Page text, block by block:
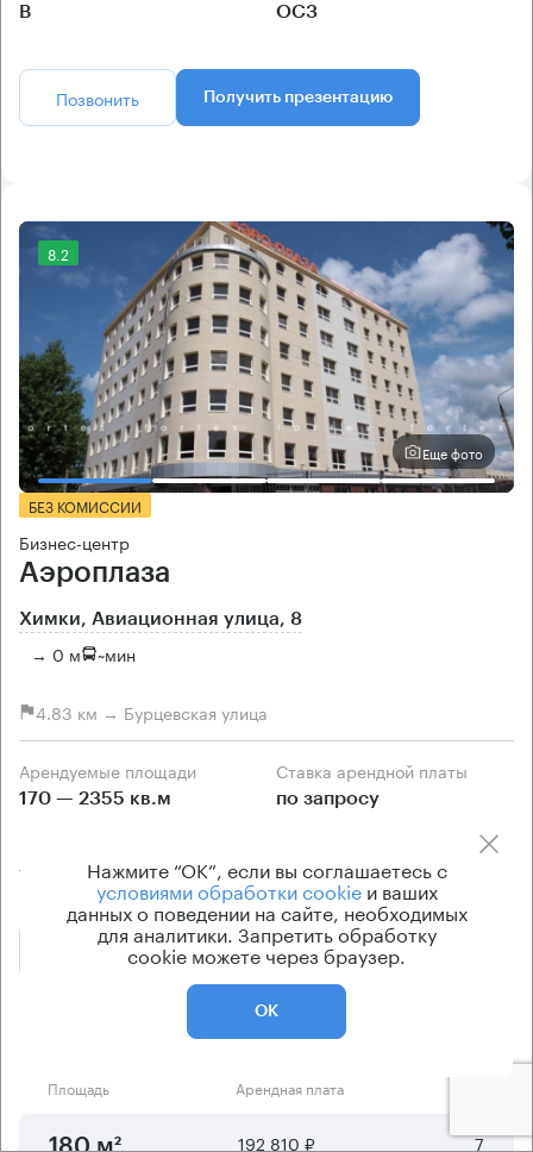
B ОСЗ
Позвонить Получить презентацию
8.2
Еще фото
БЕЗ КОМИССИИ
Бизнес-центр
Аэроплаза
Химки, Авиационная улица, 8
→ 0 м ~мин
4.83 км → Бурцевская улица
Арендуемые площади
170 — 2355 кв.м
Ставка арендной платы
по запросу
Бизнес-центр
Позвонить Получить презентацию
Предложения по аренде в этом здании:
Площадь Арендная плата
192 810 ₽ 7
Нажмите “ОК”, если вы соглашаетесь с
условиями обработки cookieи ваших
данных о поведении на сайте, необходимых
для аналитики. Запретить обработку
cookie можете через браузер.
ОК